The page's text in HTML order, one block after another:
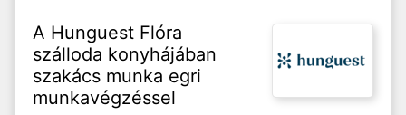
A Hunguest Flóra
szálloda konyhájában
szakács munka egri
munkavégzéssel